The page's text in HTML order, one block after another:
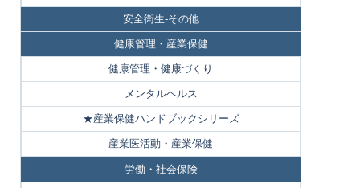
安全衛生-その他
健康管理・産業保健
健康管理・健康づくり
メンタルヘルス
★産業保健ハンドブックシリーズ
産業医活動・産業保健
労働・社会保険